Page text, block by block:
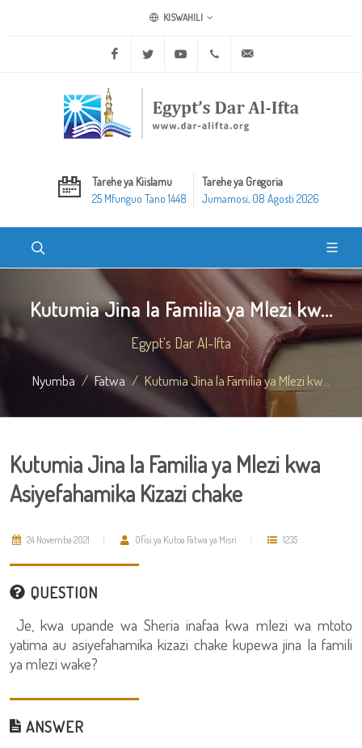
KISWAHILI
Facebook Twitter Youtube +20 2 25970400
Tarehe ya Kiislamu
25 Mfunguo Tano 1448
Tarehe ya Gregoria
Jumamosi, 08 Agosti 2026
Kutumia Jina la Familia ya Mlezi kw...
Egypt's Dar Al-Ifta
Nyumba Fatwa Kutumia Jina la Familia ya Mlezi kw...
Kutumia Jina la Familia ya Mlezi kwa
Asiyefahamika Kizazi chake
24 Novemba 2021 Ofisi ya Kutoa Fatwa ya Misri 1235
QUESTION
Je, kwa upande wa Sheria inafaa kwa mlezi wa mtoto
yatima au asiyefahamika kizazi chake kupewa jina la famili
ya mlezi wake?
ANSWER